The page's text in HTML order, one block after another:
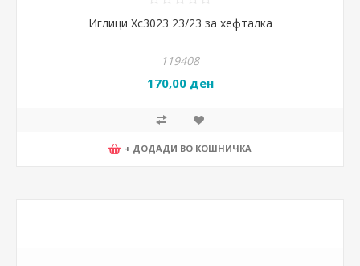
Иглици Хс3023 23/23 за хефталка
119408
170,00 ден
+ ДОДАДИ ВО КОШНИЧКА